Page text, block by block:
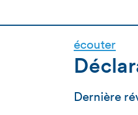
écouter
Dernière